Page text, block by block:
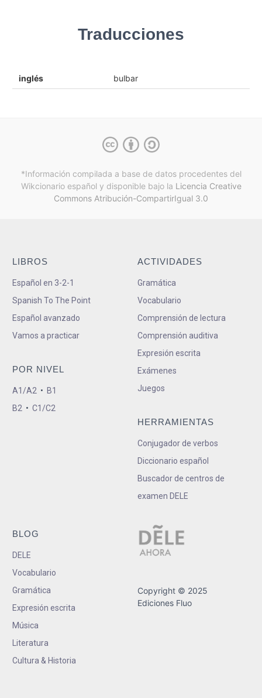
Traducciones
inglés bulbar
*Información compilada a base de datos procedentes del
Wikcionario español y disponible bajo la Licencia Creative
Commons Atribución-CompartirIgual 3.0
LIBROS
Español en 3-2-1
Spanish To The Point
Español avanzado
Vamos a practicar
POR NIVEL
A1/A2 • B1
B2 • C1/C2
ACTIVIDADES
Gramática
Vocabulario
Comprensión de lectura
Comprensión auditiva
Expresión escrita
Exámenes
Juegos
HERRAMIENTAS
Conjugador de verbos
Diccionario español
Buscador de centros de
examen DELE
BLOG
DELE
Vocabulario
Gramática
Expresión escrita
Música
Literatura
Cultura & Historia
Copyright © 2025
Ediciones Fluo